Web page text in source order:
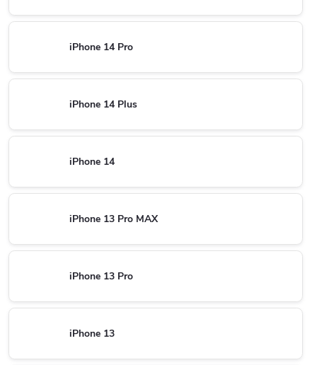
iPhone 14 Pro
iPhone 14 Plus
iPhone 14
iPhone 13 Pro MAX
iPhone 13 Pro
iPhone 13